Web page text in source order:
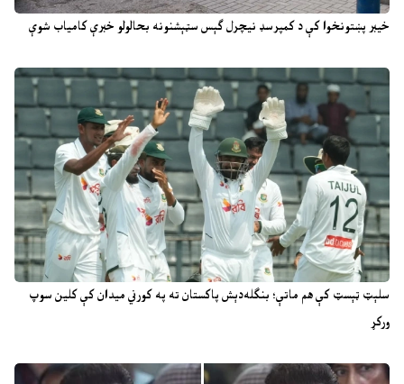
خیبر پښتونخوا کې د کمپرسډ نیچرل ګېس سټېشنونه بحالولو خبرې کامیاب شوې
سلېټ ټېسټ کې هم ماتې؛ بنګله‌دېش پاکستان ته په کورني میدان کې کلین سوپ
ورکړ